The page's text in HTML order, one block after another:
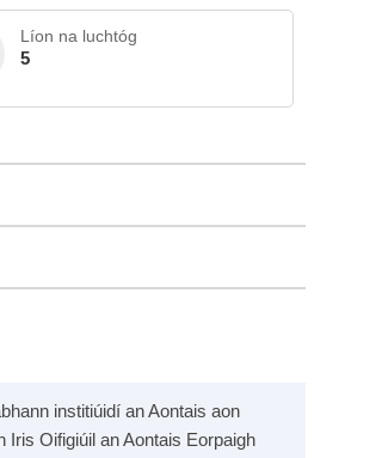
Líon na luchtóg
5
institiúidí an Aontais aon
Iris Oifigiúil an Aontais Eorpaigh